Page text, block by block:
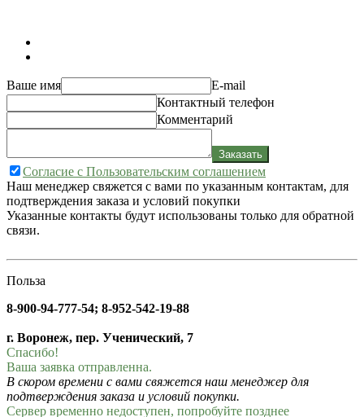
Ваше имя
E-mail
Контактный телефон
Комментарий
Заказать
Согласие с Пользовательским соглашением
Наш менеджер свяжется с вами по указанным контактам, для
подтверждения заказа и условий покупки
Указанные контакты будут использованы только для обратной
связи.
Польза
8-900-94-777-54; 8-952-542-19-88
г. Воронеж, пер. Ученический, 7
Спасибо!
Ваша заявка отправленна.
В скором времени с вами свяжется наш менеджер для
подтверждения заказа и условий покупки.
Сервер временно недоступен, попробуйте позднее